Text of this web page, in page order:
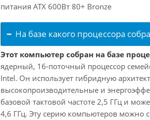
питания ATX 600Вт 80+ Bronze
На базе какого процессора
Этот компьютер собран на базе
ядерный, 16-поточный процессор
Intel. Он использует гибридную
высокопроизводительные и
базовой тактовой частоте 2,5 ГГц и
4,6 ГГц. Эту серию компьютеров можно